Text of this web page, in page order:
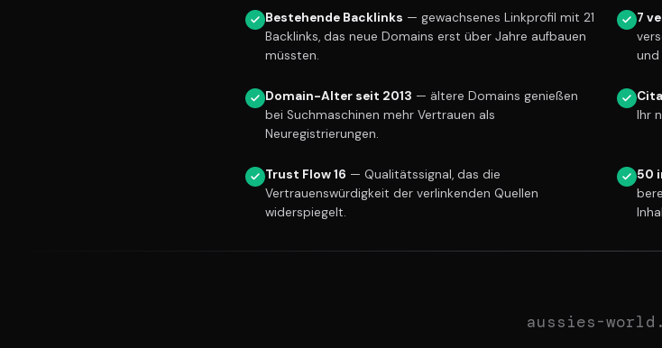
Bestehende Backlinks — gewachsenes Linkprofil mit 21
Backlinks, das neue Domains erst über Jahre aufbauen
müssten.
7
Domain-Alter seit 2013 — ältere Domains genießen
bei Suchmaschinen mehr Vertrauen als
Neuregistrierungen.
Ihr
Trust Flow 16 — Qualitätssignal, das die
Vertrauenswürdigkeit der verlinkenden Quellen
widerspiegelt.
50
aussies-